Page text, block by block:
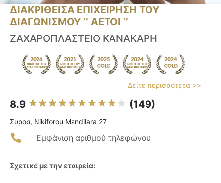
ΔΙΑΚΡΙΘΕΙΣΑ ΕΠΙΧΕΙΡΗΣΗ ΤΟΥ
ΔΙΑΓΩΝΙΣΜΟΥ ‘’ ΑΕΤΟΙ ‘’
ΖΑΧΑΡΟΠΛΑΣΤΕΙΟ ΚΑΝΑΚΑΡΗ
Δείτε περισσότερα >>
8.9 (149)
Συροσ, Nikiforou Mandilara 27
Εμφάνιση αριθμού τηλεφώνου
Σχετικά με την εταιρεία: